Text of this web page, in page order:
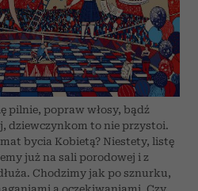
pilnie, popraw włosy, bądź
dziewczynkom to nie przystoi.
bycia Kobietą? Niestety, listę
już na sali porodowej i z
Chodzimy jak po sznurku,